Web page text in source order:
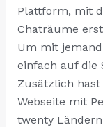
Plattform, mit
Chaträume
Um mit
einfach auf die
Zusätzlich
Webseite mit
twenty